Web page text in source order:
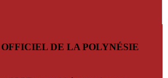
DE LA POLYNÉSIE